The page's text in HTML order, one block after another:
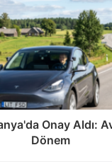
Onay Aldı:
Dönem